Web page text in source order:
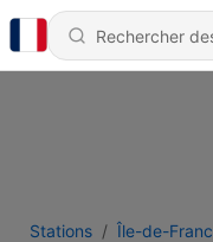
Stations Île-de-